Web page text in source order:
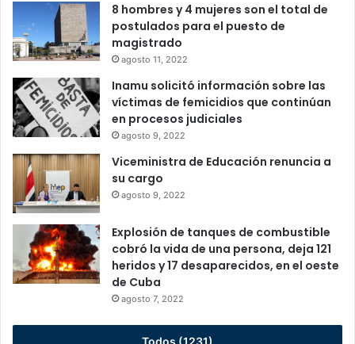
8 hombres y 4 mujeres son el total de
postulados para el puesto de
magistrado
agosto 11, 2022
Inamu solicitó información sobre las
víctimas de femicidios que continúan
en procesos judiciales
agosto 9, 2022
Viceministra de Educación renuncia a
su cargo
agosto 9, 2022
Explosión de tanques de combustible
cobró la vida de una persona, deja 121
heridos y 17 desaparecidos, en el oeste
de Cuba
agosto 7, 2022
Todos (1231)